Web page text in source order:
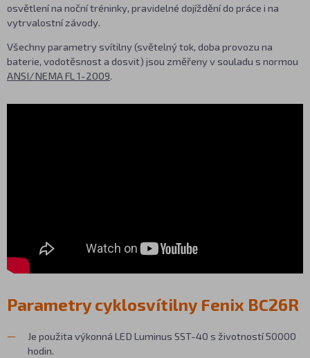
osvětlení na noční tréninky, pravidelné dojíždění do práce i na
vytrvalostní závody.
Všechny parametry svítilny (světelný tok, doba provozu na
baterie, vodotěsnost a dosvit) jsou změřeny v souladu s normou
ANSI/NEMA FL 1-2009.
Parametry cyklosvítilny Fenix BC26R
Je použita výkonná LED Luminus SST-40 s životností 50000
hodin.